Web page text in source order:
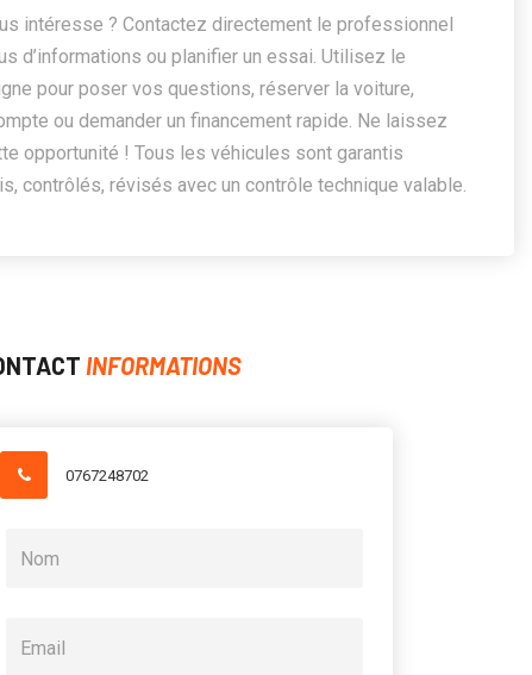
intéresse ? Contactez directement le professionnel
d’informations ou planifier un essai. Utilisez le
pour poser vos questions, réserver la voiture,
ou demander un financement rapide. Ne laissez
opportunité ! Tous les véhicules sont garantis
contrôlés, révisés avec un contrôle technique valable.
INFORMATIONS
0767248702